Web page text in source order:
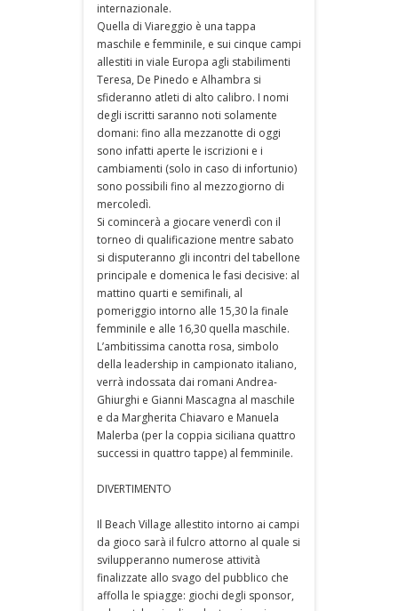
internazionale.
Quella di Viareggio è una tappa
maschile e femminile, e sui cinque campi
allestiti in viale Europa agli stabilimenti
Teresa, De Pinedo e Alhambra si
sfideranno atleti di alto calibro. I nomi
degli iscritti saranno noti solamente
domani: fino alla mezzanotte di oggi
sono infatti aperte le iscrizioni e i
cambiamenti (solo in caso di infortunio)
sono possibili fino al mezzogiorno di
mercoledì.
Si comincerà a giocare venerdì con il
torneo di qualificazione mentre sabato
si disputeranno gli incontri del tabellone
principale e domenica le fasi decisive: al
mattino quarti e semifinali, al
pomeriggio intorno alle 15,30 la finale
femminile e alle 16,30 quella maschile.
L’ambitissima canotta rosa, simbolo
della leadership in campionato italiano,
verrà indossata dai romani Andrea-
Ghiurghi e Gianni Mascagna al maschile
e da Margherita Chiavaro e Manuela
Malerba (per la coppia siciliana quattro
successi in quattro tappe) al femminile.
DIVERTIMENTO
Il Beach Village allestito intorno ai campi
da gioco sarà il fulcro attorno al quale si
svilupperanno numerose attività
finalizzate allo svago del pubblico che
affolla le spiagge: giochi degli sponsor,